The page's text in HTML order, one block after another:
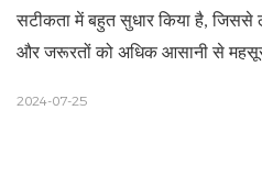
सटीकता में बहुत सुधार किया है, जिससे
और जरूरतों को अधिक आसानी से
2024-07-25